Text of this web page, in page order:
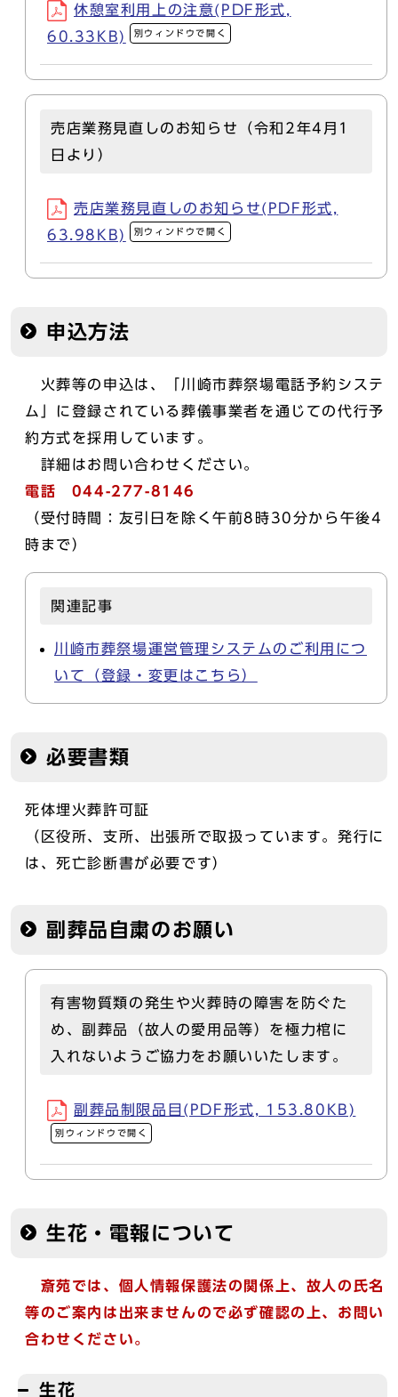
休憩室利用上の注意(PDF形式,
60.33KB)
別ウィンドウで開く
売店業務見直しのお知らせ（令和2年4月1
日より）
売店業務見直しのお知らせ(PDF形式,
63.98KB)
別ウィンドウで開く
申込方法
火葬等の申込は、「川崎市葬祭場電話予約システ
ム」に登録されている葬儀事業者を通じての代行予
約方式を採用しています。
詳細はお問い合わせください。
電話 044-277-8146
（受付時間：友引日を除く午前8時30分から午後4
時まで）
関連記事
川崎市葬祭場運営管理システムのご利用につ
いて（登録・変更はこちら）
必要書類
死体埋火葬許可証
（区役所、支所、出張所で取扱っています。発行に
は、死亡診断書が必要です）
副葬品自粛のお願い
有害物質類の発生や火葬時の障害を防ぐた
め、副葬品（故人の愛用品等）を極力棺に
入れないようご協力をお願いいたします。
副葬品制限品目(PDF形式, 153.80KB)
別ウィンドウで開く
生花・電報について
斎苑では、個人情報保護法の関係上、故人の氏名
等のご案内は出来ませんので必ず確認の上、お問い
合わせください。
生花